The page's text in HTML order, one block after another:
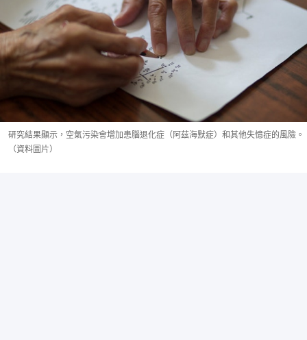
研究結果顯示，空氣污染會增加患腦退化症（阿茲海默症）和其他失憶症的風險。
（資料圖片）